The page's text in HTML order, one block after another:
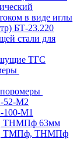
в виде иглы
БТ-23.220
стали для
ТГС
М2
М1
ТНМПф 63мм
ТМПф, ТНМПф